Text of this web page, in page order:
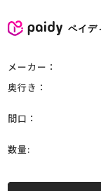
ペイデ
メーカー：
奥行き：
間口：
数量: